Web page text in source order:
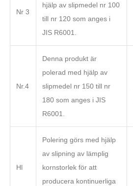
Nr 3
hjälp av slipmedel nr 100
till nr 120 som anges i
JIS R6001.
Nr.4
Denna produkt är
polerad med hjälp av
slipmedel nr 150 till nr
180 som anges i JIS
R6001.
Hl
Polering görs med hjälp
av slipning av lämplig
kornstorlek för att
producera kontinuerliga